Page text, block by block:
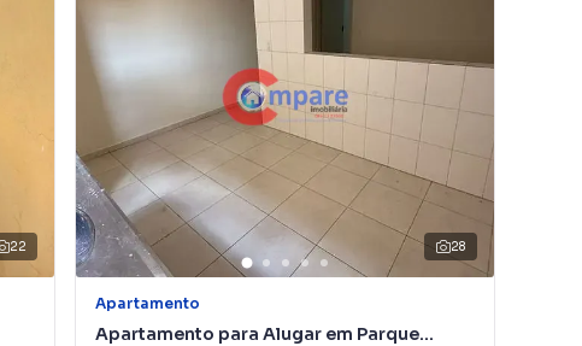
22 28
Apartamento
Apartamento para Alugar em Parque